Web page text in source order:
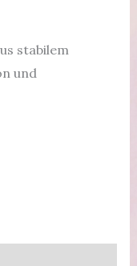
stabilem
und